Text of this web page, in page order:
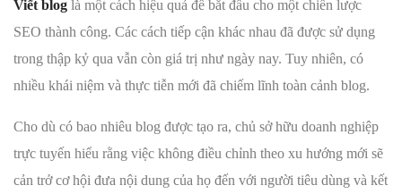
Viết blog là một cách hiệu quả để bắt đầu cho một chiến lược
SEO thành công. Các cách tiếp cận khác nhau đã được sử dụng
trong thập kỷ qua vẫn còn giá trị như ngày nay. Tuy nhiên, có
nhiều khái niệm và thực tiễn mới đã chiếm lĩnh toàn cảnh blog.
Cho dù có bao nhiêu blog được tạo ra, chủ sở hữu doanh nghiệp
trực tuyến hiểu rằng việc không điều chỉnh theo xu hướng mới sẽ
cản trở cơ hội đưa nội dung của họ đến với người tiêu dùng và kết